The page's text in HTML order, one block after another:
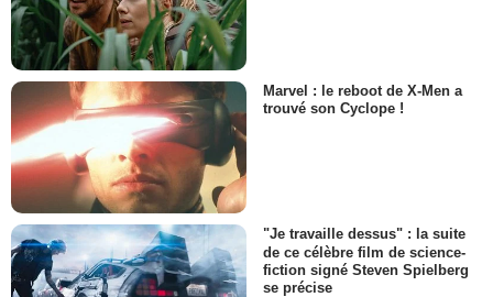
Marvel : le reboot de X-Men a
trouvé son Cyclope !
"Je travaille dessus" : la suite
de ce célèbre film de science-
fiction signé Steven Spielberg
se précise